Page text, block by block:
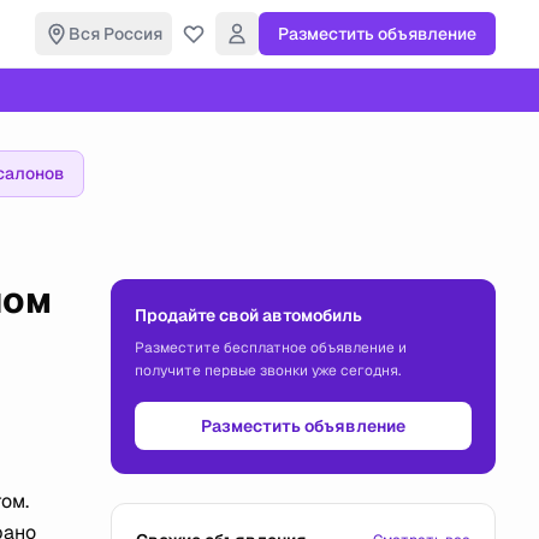
Вся Россия Разместить объявление
Продайте свой автомобиль
Разместите бесплатное объявление и
получите первые звонки уже сегодня.
Разместить объявление